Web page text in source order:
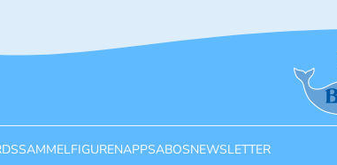
SAMMELFIGURENAPPSABOSNEWSLETTER